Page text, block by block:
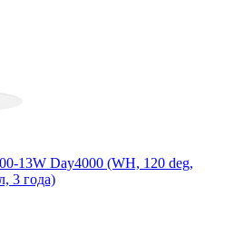
13W Day4000 (WH, 120 deg,
3 года)